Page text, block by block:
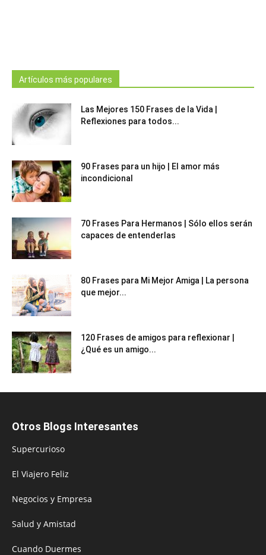
Artículos más populares
Las Mejores 150 Frases de la Vida |
Reflexiones para todos...
90 Frases para un hijo | El amor más
incondicional
70 Frases Para Hermanos | Sólo ellos serán
capaces de entenderlas
80 Frases para Mi Mejor Amiga | La persona
que mejor...
120 Frases de amigos para reflexionar |
¿Qué es un amigo...
Otros Blogs Interesantes
Supercurioso
El Viajero Feliz
Negocios y Empresa
Salud y Amistad
Cuando Duermes